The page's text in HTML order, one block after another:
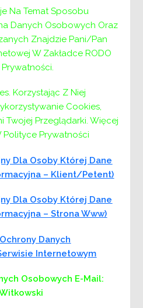
Na Temat Sposobu
Danych Osobowych Oraz
Znajdzie Pani/Pan
W Zakładce RODO
Korzystając Z Niej
Cookies,
Twojej Przeglądarki. Więcej
Polityce Prywatności
Dla Osoby Której Dane
– Klient/petent)
Dla Osoby Której Dane
– Strona Www)
Danych
Internetowym
Osobowych E-Mail:
NABORU
STANOWISKO
DO SPRAW PIECZY
wyniku zakończenia
na ww. stanowisko
żaden kandydat
wyboru:
na kierownicze
– Kierownika działu ds.
zakończono bez
zatrudnienia na